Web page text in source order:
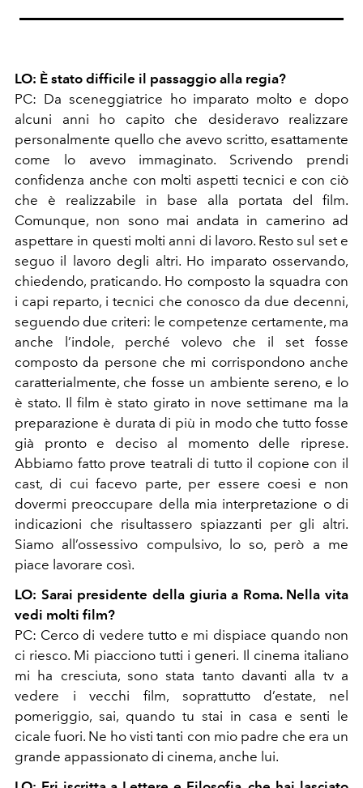
LO: È stato difficile il passaggio alla regia?
PC: Da sceneggiatrice ho imparato molto e dopo
alcuni anni ho capito che desideravo realizzare
personalmente quello che avevo scritto, esattamente
come lo avevo immaginato. Scrivendo prendi
confidenza anche con molti aspetti tecnici e con ciò
che è realizzabile in base alla portata del film.
Comunque, non sono mai andata in camerino ad
aspettare in questi molti anni di lavoro. Resto sul set e
seguo il lavoro degli altri. Ho imparato osservando,
chiedendo, praticando. Ho composto la squadra con
i capi reparto, i tecnici che conosco da due decenni,
seguendo due criteri: le competenze certamente, ma
anche l’indole, perché volevo che il set fosse
composto da persone che mi corrispondono anche
caratterialmente, che fosse un ambiente sereno, e lo
è stato. Il film è stato girato in nove settimane ma la
preparazione è durata di più in modo che tutto fosse
già pronto e deciso al momento delle riprese.
Abbiamo fatto prove teatrali di tutto il copione con il
cast, di cui facevo parte, per essere coesi e non
dovermi preoccupare della mia interpretazione o di
indicazioni che risultassero spiazzanti per gli altri.
Siamo all’ossessivo compulsivo, lo so, però a me
piace lavorare così.
LO: Sarai presidente della giuria a Roma. Nella vita
vedi molti film?
PC: Cerco di vedere tutto e mi dispiace quando non
ci riesco. Mi piacciono tutti i generi. Il cinema italiano
mi ha cresciuta, sono stata tanto davanti alla tv a
vedere i vecchi film, soprattutto d’estate, nel
pomeriggio, sai, quando tu stai in casa e senti le
cicale fuori. Ne ho visti tanti con mio padre che era un
grande appassionato di cinema, anche lui.